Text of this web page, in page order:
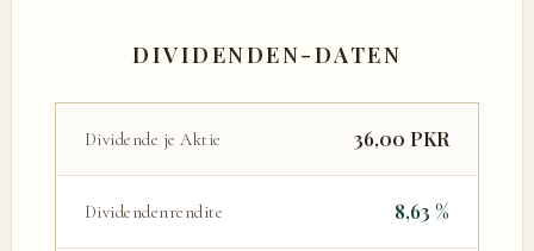
DIVIDENDEN-DATEN
Dividende je Aktie 36,00 PKR
Dividendenrendite 8,63 %